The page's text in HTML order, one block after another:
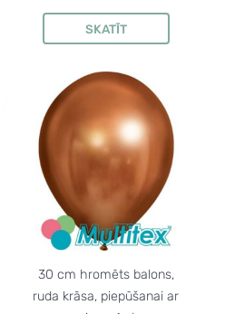
SKATĪT
30 cm hromēts balons,
ruda krāsa, piepūšanai ar